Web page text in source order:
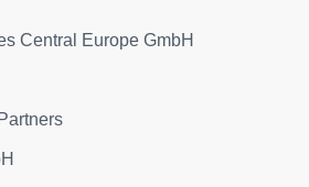
Central Europe GmbH